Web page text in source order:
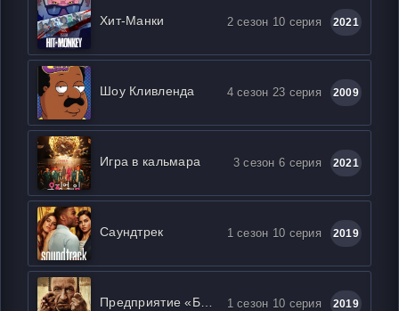
Хит-Манки 2 сезон 10 серия 2021
Шоу Кливленда 4 сезон 23 серия 2009
Игра в кальмара 3 сезон 6 серия 2021
Саундтрек 1 сезон 10 серия 2019
Предприятие «Божий дар» 1 сезон 10 серия 2019